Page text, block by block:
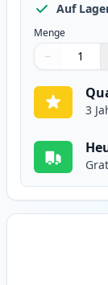
Auf
Menge
Verwenden
− 1
3